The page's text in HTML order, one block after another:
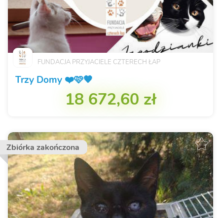
FUNDACJA PRZYJACIELE CZTERECH ŁAP
Trzy Domy ❤️🩷🧡
18 672,60 zł
Zbiórka zakończona